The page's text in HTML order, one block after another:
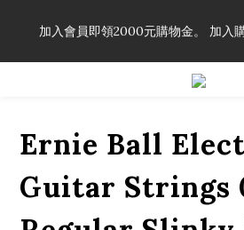
享有弦線、配件終生89
加入會員即領2000元購物金。 加入
「一生弦命！」單筆購買弦線、配件滿
Ernie Ball
Guitar Strings